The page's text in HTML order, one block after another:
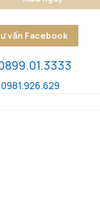
vấn Facebook
0981.926.629